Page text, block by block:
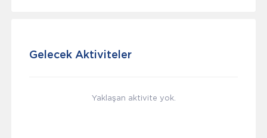
Gelecek Aktiviteler
Yaklaşan aktivite yok.